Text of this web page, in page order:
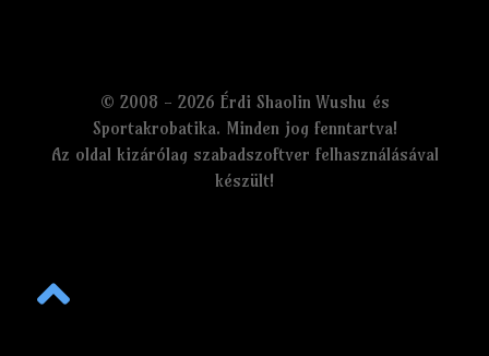
© 2008 - 2026 Érdi Shaolin Wushu és
Sportakrobatika. Minden jog fenntartva!
Az oldal kizárólag szabadszoftver felhasználásával
készült!